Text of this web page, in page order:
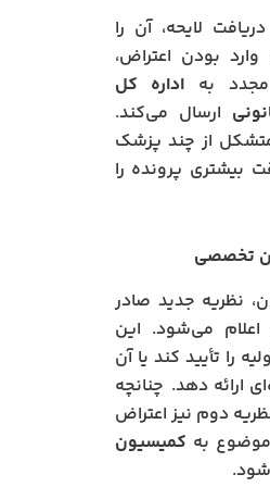
لایحه، آن را
بودن اعتراض،
به اداره کل
ارسال می‌کند.
از چند پزشک
پرونده را
نظریه جدید صادر
می‌شود. این
را تأیید کند یا آن
ارائه دهد. چنانچه
دوم نیز اعتراض
به کمیسیون
شود.